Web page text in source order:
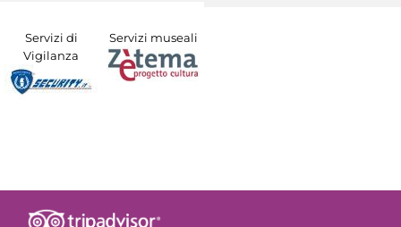
Servizi di
Vigilanza
Servizi museali